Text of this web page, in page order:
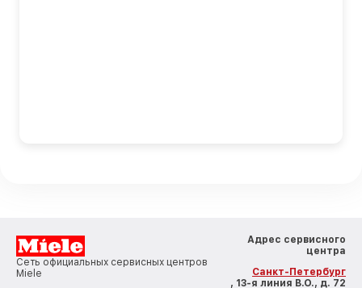
Сеть официальных сервисных центров
Miele
Адрес сервисного
центра
Санкт-Петербург
, 13-я линия В.О., д. 72